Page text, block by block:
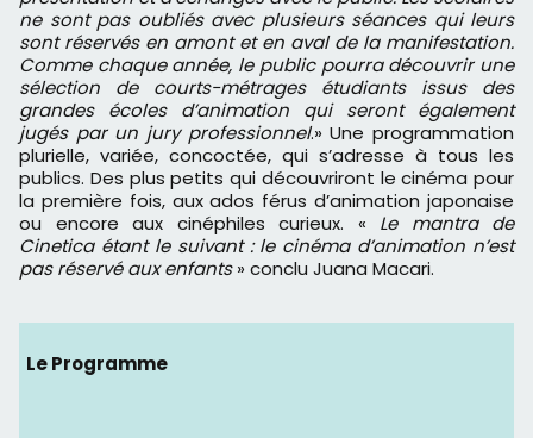
ne sont pas oubliés avec plusieurs séances qui leurs
sont réservés en amont et en aval de la manifestation.
Comme chaque année, le public pourra découvrir une
sélection de courts-métrages étudiants issus des
grandes écoles d’animation qui seront également
jugés par un jury professionnel.» Une programmation
plurielle, variée, concoctée, qui s’adresse à tous les
publics. Des plus petits qui découvriront le cinéma pour
la première fois, aux ados férus d’animation japonaise
ou encore aux cinéphiles curieux. « Le mantra de
Cinetica étant le suivant : le cinéma d’animation n’est
pas réservé aux enfants» conclu Juana Macari.
Le Programme